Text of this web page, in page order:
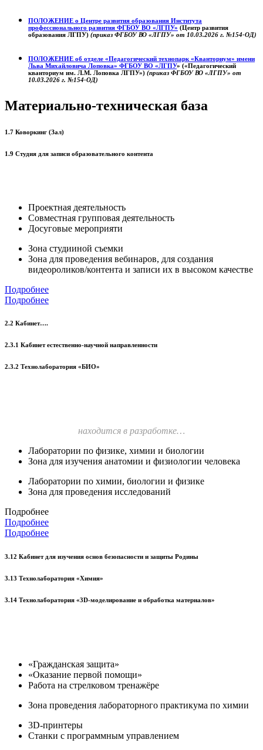
ПОЛОЖЕНИЕ о Центре развития образования Института
профессионального развития ФГБОУ ВО «ЛГПУ» (Центр развития
образования ЛГПУ) (приказ ФГБОУ ВО «ЛГПУ» от 10.03.2026 г. №154-ОД)
ПОЛОЖЕНИЕ об отделе «Педагогический технопарк «Кванториум» имени
Льва Михайловича Лоповка» ФГБОУ ВО «ЛГПУ» («Педагогический
кванториум им. Л.М. Лоповка ЛГПУ») (приказ ФГБОУ ВО «ЛГПУ» от
10.03.2026 г. №154-ОД)
Материально-техническая база
1.7 Коворкинг (Зал)
1.9 Студия для записи образовательного контента
Проектная деятельность
Совместная групповая деятельность
Досуговые мероприяти
Зона студииной съемки
Зона для проведения вебинаров, для создания
видеороликов/контента и записи их в высоком качестве
Подробнее
Подробнее
2.2 Кабинет….
2.3.1 Кабинет естественно-научной направленности
2.3.2 Технолаборатория «БИО»
находится в разработке…
Лаборатории по физике, химии и биологии
Зона для изучения анатомии и физиологии человека
Лаборатории по химии, биологии и физике
Зона для проведения исследований
Подробнее
Подробнее
Подробнее
3.12 Кабинет для изучения основ безопасности и защиты Родины
3.13 Технолаборатория «Химия»
3.14 Технолаборатория «3D-моделирование и обработка материалов»
«Гражданская защита»
«Оказание первой помощи»
Работа на стрелковом тренажёре
Зона проведения лабораторного практикума по химии
3D-принтеры
Станки с программным управлением